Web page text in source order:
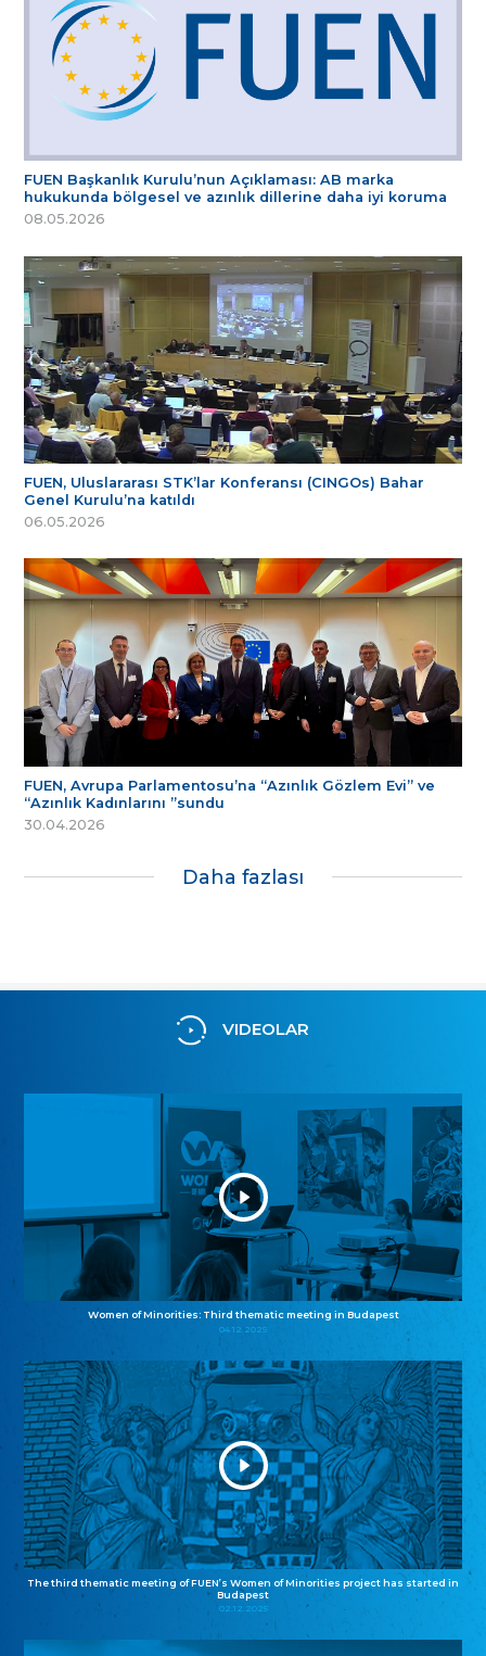
FUEN Başkanlık Kurulu’nun Açıklaması: AB marka
hukukunda bölgesel ve azınlık dillerine daha iyi koruma
08.05.2026
FUEN, Uluslararası STK’lar Konferansı (CINGOs) Bahar
Genel Kurulu’na katıldı
06.05.2026
FUEN, Avrupa Parlamentosu’na “Azınlık Gözlem Evi” ve
“Azınlık Kadınlarını ”sundu
30.04.2026
Daha fazlası
VIDEOLAR
Women of Minorities: Third thematic meeting in Budapest
04.12.2025
The third thematic meeting of FUEN’s Women of Minorities project has started in
Budapest
02.12.2025